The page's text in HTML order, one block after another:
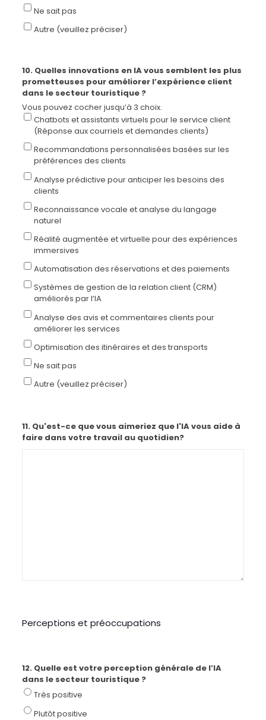
Ne sait pas
Autre (veuillez préciser)
10. Quelles innovations en IA vous semblent les plus
prometteuses pour améliorer l’expérience client
dans le secteur touristique ?
Vous pouvez cocher jusqu’à 3 choix.
Chatbots et assistants virtuels pour le service client
(Réponse aux courriels et demandes clients)
Recommandations personnalisées basées sur les
préférences des clients
Analyse prédictive pour anticiper les besoins des
clients
Reconnaissance vocale et analyse du langage
naturel
Réalité augmentée et virtuelle pour des expériences
immersives
Automatisation des réservations et des paiements
Systèmes de gestion de la relation client (CRM)
améliorés par l’IA
Analyse des avis et commentaires clients pour
améliorer les services
Optimisation des itinéraires et des transports
Ne sait pas
Autre (veuillez préciser)
11. Qu'est-ce que vous aimeriez que l'IA vous aide à
faire dans votre travail au quotidien?
Perceptions et préoccupations
12. Quelle est votre perception générale de l’IA
dans le secteur touristique ?
Très positive
Plutôt positive